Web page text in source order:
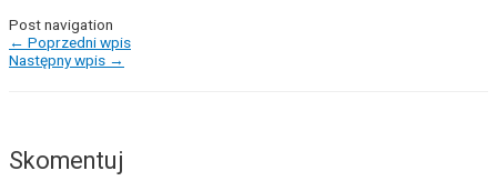
Post navigation
← Poprzedni wpis
Następny wpis →
Skomentuj